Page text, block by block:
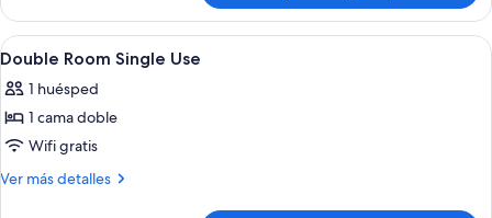
Double
Room
Abrir
todas
las
fotos
de
Double
Habitación de hotel con una cama
4
Double Room Single Use
1 huésped
1 cama doble
Wifi gratis
Ver más detalles
Más